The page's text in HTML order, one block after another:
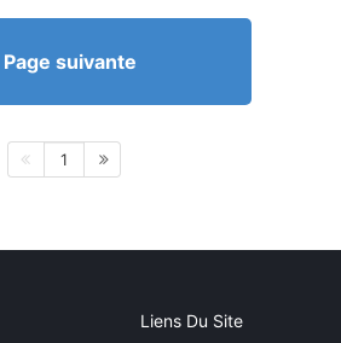
Page suivante
1
Liens Du Site